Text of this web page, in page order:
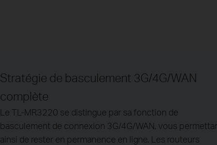
Stratégie de basculement 3G/4G/WAN
complète
Le TL-MR3220 se distingue par sa fonction de
basculement de connexion 3G/4G/WAN, vous
ainsi de rester en permanence en ligne. Les routeurs